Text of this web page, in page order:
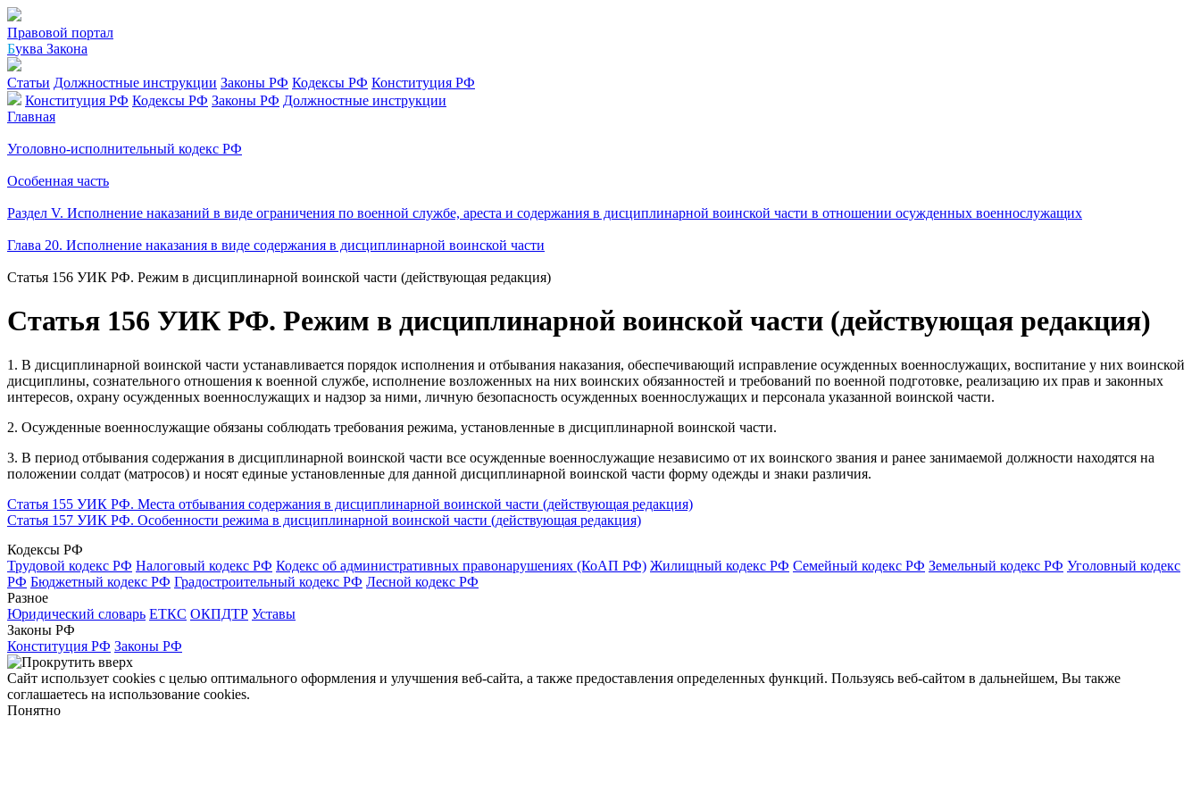
Правовой портал
Буква Закона
Статьи Должностные инструкции Законы РФ Кодексы РФ Конституция РФ
Конституция РФ Кодексы РФ Законы РФ Должностные инструкции
Главная
Уголовно-исполнительный кодекс РФ
Особенная часть
Раздел V. Исполнение наказаний в виде ограничения по военной службе, ареста и содержания в дисциплинарной воинской части в отношении осужденных военнослужащих
Глава 20. Исполнение наказания в виде содержания в дисциплинарной воинской части
Статья 156 УИК РФ. Режим в дисциплинарной воинской части (действующая редакция)
Статья 156 УИК РФ. Режим в дисциплинарной воинской части (действующая редакция)
1. В дисциплинарной воинской части устанавливается порядок исполнения и отбывания наказания, обеспечивающий исправление осужденных военнослужащих, воспитание у них воинской
дисциплины, сознательного отношения к военной службе, исполнение возложенных на них воинских обязанностей и требований по военной подготовке, реализацию их прав и законных
интересов, охрану осужденных военнослужащих и надзор за ними, личную безопасность осужденных военнослужащих и персонала указанной воинской части.
2. Осужденные военнослужащие обязаны соблюдать требования режима, установленные в дисциплинарной воинской части.
3. В период отбывания содержания в дисциплинарной воинской части все осужденные военнослужащие независимо от их воинского звания и ранее занимаемой должности находятся на
положении солдат (матросов) и носят единые установленные для данной дисциплинарной воинской части форму одежды и знаки различия.
Статья 155 УИК РФ. Места отбывания содержания в дисциплинарной воинской части (действующая редакция)
Статья 157 УИК РФ. Особенности режима в дисциплинарной воинской части (действующая редакция)
Кодексы РФ
Трудовой кодекс РФ Налоговый кодекс РФ Кодекс об административных правонарушениях (КоАП РФ) Жилищный кодекс РФ Семейный кодекс РФ Земельный кодекс РФ Уголовный кодекс
РФ Бюджетный кодекс РФ Градостроительный кодекс РФ Лесной кодекс РФ
Разное
Юридический словарь ЕТКС ОКПДТР Уставы
Законы РФ
Конституция РФ Законы РФ
Сайт использует cookies с целью оптимального оформления и улучшения веб-сайта, а также предоставления определенных функций. Пользуясь веб-сайтом в дальнейшем, Вы также
соглашаетесь на использование cookies.
Понятно